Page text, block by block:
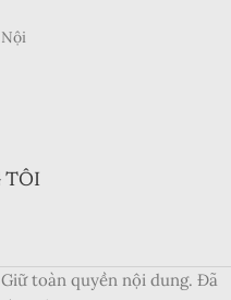
TÔI
toàn quyền nội dung. Đã